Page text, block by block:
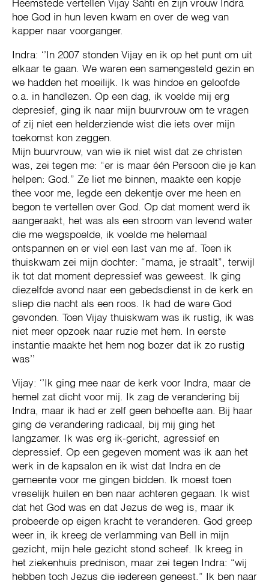
Heemstede vertellen Vijay Sahti en zijn vrouw Indra
hoe God in hun leven kwam en over de weg van
kapper naar voorganger.
Indra: ‘’In 2007 stonden Vijay en ik op het punt om uit
elkaar te gaan. We waren een samengesteld gezin en
we hadden het moeilijk. Ik was hindoe en geloofde
o.a. in handlezen. Op een dag, ik voelde mij erg
depresief, ging ik naar mijn buurvrouw om te vragen
of zij niet een helderziende wist die iets over mijn
toekomst kon zeggen.
Mijn buurvrouw, van wie ik niet wist dat ze christen
was, zei tegen me: “er is maar één Persoon die je kan
helpen: God.” Ze liet me binnen, maakte een kopje
thee voor me, legde een dekentje over me heen en
begon te vertellen over God. Op dat moment werd ik
aangeraakt, het was als een stroom van levend water
die me wegspoelde, ik voelde me helemaal
ontspannen en er viel een last van me af. Toen ik
thuiskwam zei mijn dochter: “mama, je straalt”, terwijl
ik tot dat moment depressief was geweest. Ik ging
diezelfde avond naar een gebedsdienst in de kerk en
sliep die nacht als een roos. Ik had de ware God
gevonden. Toen Vijay thuiskwam was ik rustig, ik was
niet meer opzoek naar ruzie met hem. In eerste
instantie maakte het hem nog bozer dat ik zo rustig
was’’
Vijay: ‘’Ik ging mee naar de kerk voor Indra, maar de
hemel zat dicht voor mij. Ik zag de verandering bij
Indra, maar ik had er zelf geen behoefte aan. Bij haar
ging de verandering radicaal, bij mij ging het
langzamer. Ik was erg ik-gericht, agressief en
depressief. Op een gegeven moment was ik aan het
werk in de kapsalon en ik wist dat Indra en de
gemeente voor me gingen bidden. Ik moest toen
vreselijk huilen en ben naar achteren gegaan. Ik wist
dat het God was en dat Jezus de weg is, maar ik
probeerde op eigen kracht te veranderen. God greep
weer in, ik kreeg de verlamming van Bell in mijn
gezicht, mijn hele gezicht stond scheef. Ik kreeg in
het ziekenhuis prednison, maar zei tegen Indra: “wij
hebben toch Jezus die iedereen geneest.” Ik ben naar